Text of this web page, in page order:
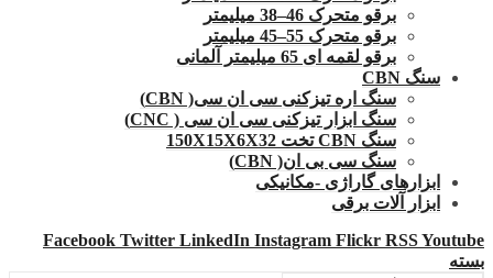
برقو متحرک 46–38 میلیمتر
برقو متحرک 55–45 میلیمتر
برقو لقمه ای 65 میلیمتر آلمانی
سنگ CBN
سنگ اره تیزکنی سی ان سی( CBN)
سنگ ابزار تیزکنی سی ان سی ( CNC)
سنگ CBN تخت 150X15X6X32
سنگ سی بی ان( CBN)
ابزارهای گاراژی -مکانیکی
ابزار آلات برقی
Facebook Twitter LinkedIn Instagram Flickr RSSYoutube
بسته